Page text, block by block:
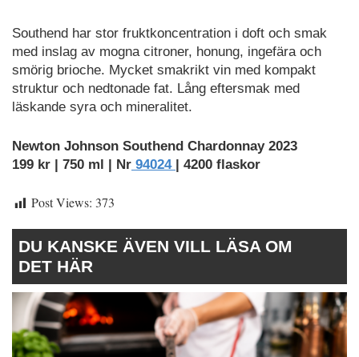
Southend har stor fruktkoncentration i doft och smak
med inslag av mogna citroner, honung, ingefära och
smörig brioche. Mycket smakrikt vin med kompakt
struktur och nedtonade fat. Lång eftersmak med
läskande syra och mineralitet.
Newton Johnson Southend Chardonnay 2023
199 kr | 750 ml | Nr 94024 | 4200 flaskor
Post Views: 373
DU KANSKE ÄVEN VILL LÄSA OM
DET HÄR